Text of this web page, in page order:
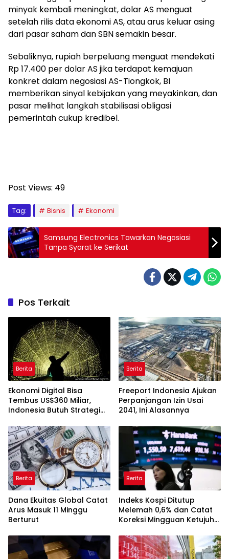
minyak kembali meningkat, dolar AS menguat
setelah rilis data ekonomi AS, atau arus keluar asing
dari pasar saham dan SBN semakin besar.
Sebaliknya, rupiah berpeluang menguat mendekati
Rp 17.400 per dolar AS jika terdapat kemajuan
konkret dalam negosiasi AS-Tiongkok, BI
memberikan sinyal kebijakan yang meyakinkan, dan
pasar melihat langkah stabilisasi obligasi
pemerintah cukup kredibel.
Post Views: 49
Tag: Bisnis Ekonomi
Samsung Electronics Tawarkan Negosiasi
Tanpa Syarat ke Serikat
Pos Terkait
Berita
Ekonomi Digital Bisa
Tembus US$360 Miliar,
Indonesia Butuh Strategi
Berita
Freeport Indonesia Ajukan
Perpanjangan Izin Usai
2041, Ini Alasannya
Berita
Dana Ekuitas Global Catat
Arus Masuk 11 Minggu
Berturut
Berita
Indeks Kospi Ditutup
Melemah 0,6% dan Catat
Koreksi Mingguan Ketujuh